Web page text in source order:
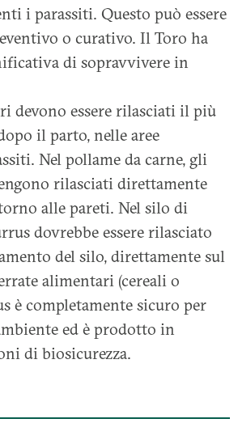
i parassiti. Questo può essere
o curativo. Il Toro ha
di sopravvivere in
devono essere rilasciati il più
il parto, nelle aree
Nel pollame da carne, gli
rilasciati direttamente
alle pareti. Nel silo di
dovrebbe essere rilasciato
del silo, direttamente sul
alimentari (cereali o
è completamente sicuro per
ed è prodotto in
di biosicurezza.